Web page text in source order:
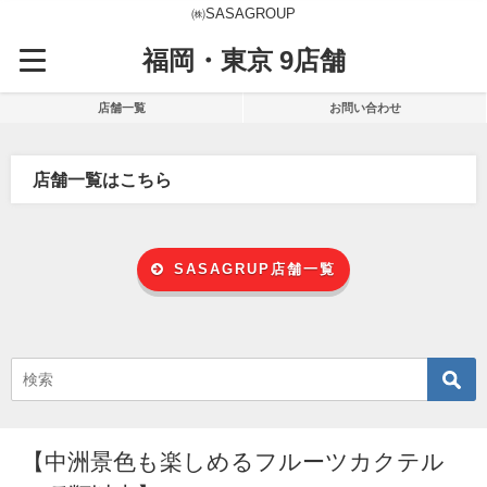
㈱SASAGROUP
福岡・東京 9店舗
店舗一覧 お問い合わせ
店舗一覧はこちら
SASAGRUP店舗一覧
【中洲景色も楽しめるフルーツカクテル